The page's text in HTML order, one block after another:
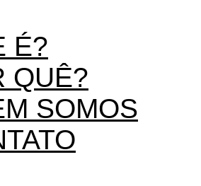
É?
QUÊ?
SOMOS